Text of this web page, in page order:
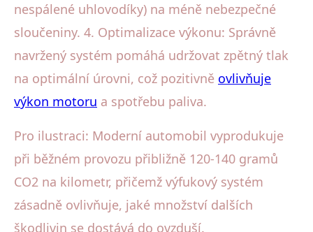
nespálené uhlovodíky) na méně nebezpečné
sloučeniny. 4. Optimalizace výkonu: Správně
navržený systém pomáhá udržovat zpětný tlak
na optimální úrovni, což pozitivně ovlivňuje
výkon motoru a spotřebu paliva.
Pro ilustraci: Moderní automobil vyprodukuje
při běžném provozu přibližně 120-140 gramů
CO2 na kilometr, přičemž výfukový systém
zásadně ovlivňuje, jaké množství dalších
škodlivin se dostává do ovzduší.